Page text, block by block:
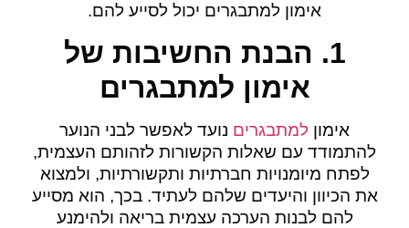
אימון למתבגרים יכול לסייע להם.
1. הבנת החשיבות של
אימון למתבגרים
אימון למתבגרים נועד לאפשר לבני הנוער
להתמודד עם שאלות הקשורות לזהותם העצמית,
לפתח מיומנויות חברתיות ותקשורתיות, ולמצוא
את הכיוון והיעדים שלהם לעתיד. בכך, הוא מסייע
להם לבנות הערכה עצמית בריאה ולהימנע